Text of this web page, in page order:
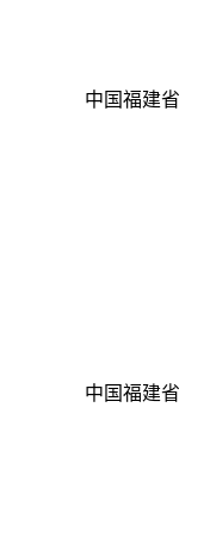
中国福建省
中国福建省